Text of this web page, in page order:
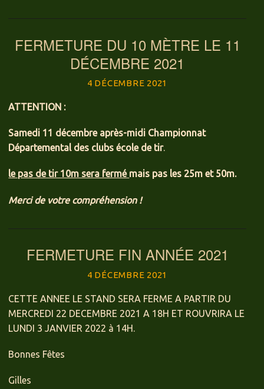
FERMETURE DU 10 MÈTRE LE 11
DÉCEMBRE 2021
4 DÉCEMBRE 2021
ATTENTION :
Samedi 11 décembre après-midi Championnat
Départemental des clubs école de tir.
le pas de tir 10m sera fermé mais pas les 25m et 50m.
Merci de votre compréhension !
FERMETURE FIN ANNÉE 2021
4 DÉCEMBRE 2021
CETTE ANNEE LE STAND SERA FERME A PARTIR DU
MERCREDI 22 DECEMBRE 2021 A 18H ET ROUVRIRA LE
LUNDI 3 JANVIER 2022 à 14H.
Bonnes Fêtes
Gilles